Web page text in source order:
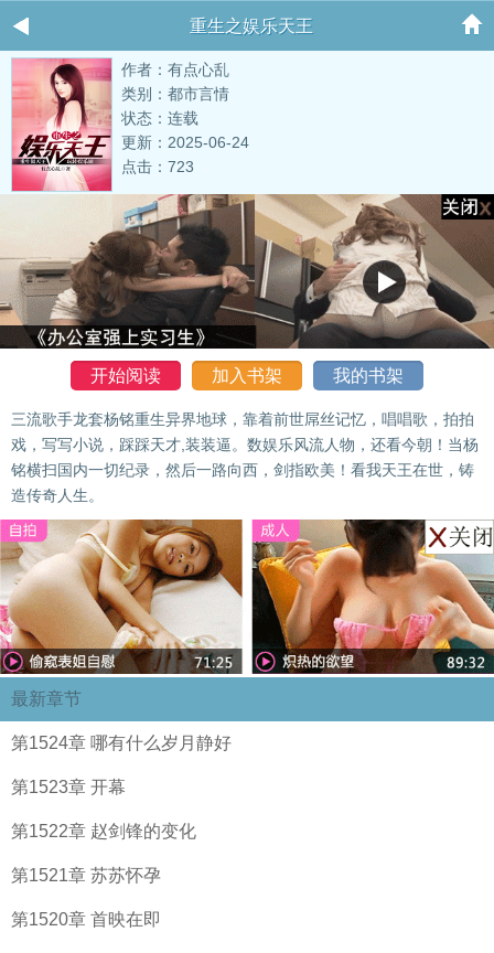
重生之娱乐天王
作者：有点心乱
类别：都市言情
状态：连载
更新：2025-06-24
点击：723
开始阅读 加入书架 我的书架
三流歌手龙套杨铭重生异界地球，靠着前世屌丝记忆，唱唱歌，拍拍
戏，写写小说，踩踩天才,装装逼。数娱乐风流人物，还看今朝！当杨
铭横扫国内一切纪录，然后一路向西，剑指欧美！看我天王在世，铸
造传奇人生。
最新章节
第1524章 哪有什么岁月静好
第1523章 开幕
第1522章 赵剑锋的变化
第1521章 苏苏怀孕
第1520章 首映在即